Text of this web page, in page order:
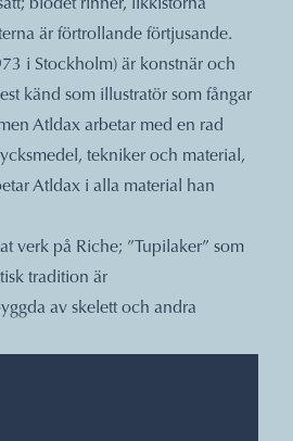
blodet rinner, likkistorna
är förtrollande förtjusande.
i Stockholm) är konstnär och
känd som illustratör som fångar
Atldax arbetar med en rad
tekniker och material,
Atldax i alla material han
verk på Riche; ”Tupilaker” som
tradition är
av skelett och andra